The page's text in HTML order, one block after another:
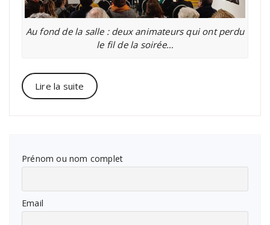
Au fond de la salle : deux animateurs qui ont perdu
le fil de la soirée…
Lire la suite
Prénom ou nom complet
Email